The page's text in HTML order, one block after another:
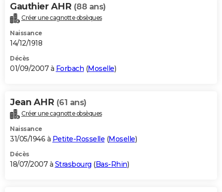
Gauthier AHR (88 ans)
Créer une cagnotte obsèques
Naissance
14/12/1918
Décès
01/09/2007 à Forbach (Moselle)
Jean AHR (61 ans)
Créer une cagnotte obsèques
Naissance
31/05/1946 à Petite-Rosselle (Moselle)
Décès
18/07/2007 à Strasbourg (Bas-Rhin)